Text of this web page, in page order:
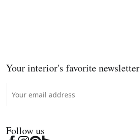
Your interior's favorite newsletter
Follow us